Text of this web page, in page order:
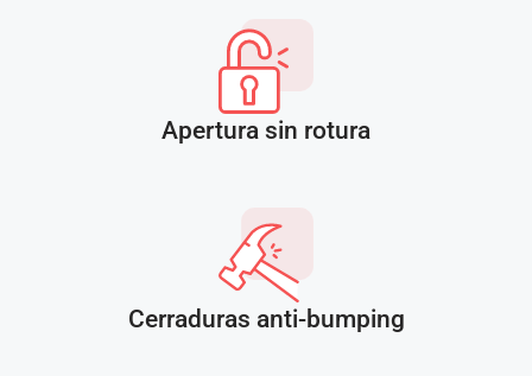
Apertura sin rotura
Cerraduras anti-bumping